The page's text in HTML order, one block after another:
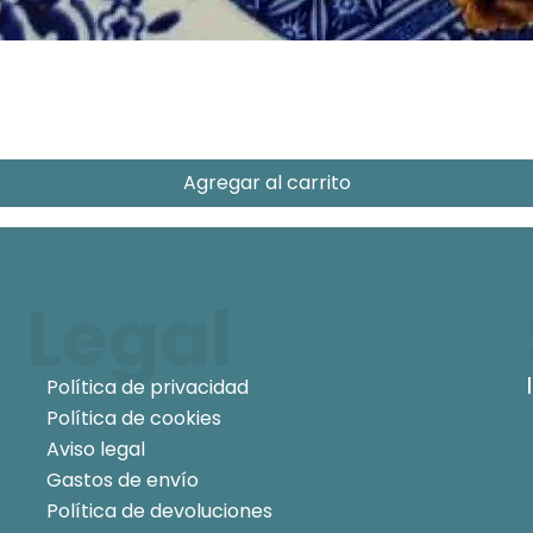
Agregar al carrito
Política de privacidad
Política de cookies
Aviso legal
Gastos de envío
Política de devoluciones